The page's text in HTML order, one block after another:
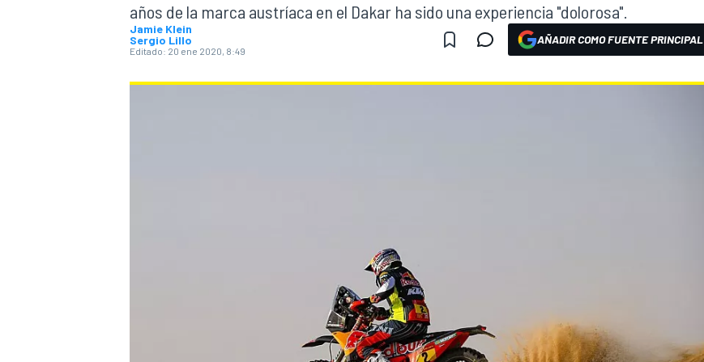
años de la marca austríaca en el Dakar ha sido una experiencia "dolorosa".
Jamie Klein
Sergio Lillo
Editado: 20 ene 2020, 8:49
AÑADIR COMO FUENTE PRINCIPAL